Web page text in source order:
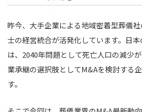
昨今、大手企業による地域密着型葬儀
士の経営統合が活発化しています。日
は、2040年問題として死亡人口の減少
業承継の選択肢としてM&Aを検討する
す。